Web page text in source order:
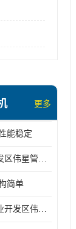
更多
能稳定
和大亚湾经济开发区伟星管批发
简单
仲恺高新技术产业开发区伟星管型号 技术成熟